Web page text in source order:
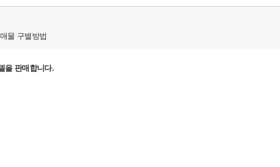
물 구별방법
을 판매합니다.